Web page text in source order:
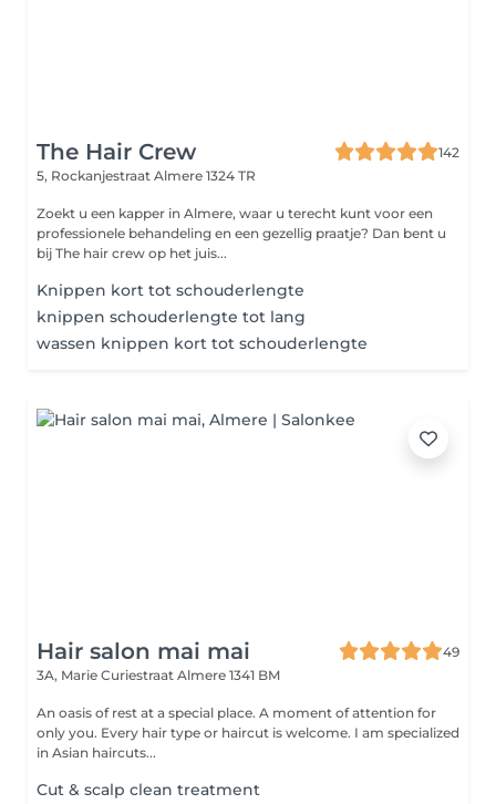
The Hair Crew
142
5, Rockanjestraat Almere 1324 TR
Zoekt u een kapper in Almere, waar u terecht kunt voor een
professionele behandeling en een gezellig praatje? Dan bent u
bij The hair crew op het juis...
Knippen kort tot schouderlengte
knippen schouderlengte tot lang
wassen knippen kort tot schouderlengte
Hair salon mai mai
49
3A, Marie Curiestraat Almere 1341 BM
An oasis of rest at a special place. A moment of attention for
only you. Every hair type or haircut is welcome. I am specialized
in Asian haircuts...
Cut & scalp clean treatment